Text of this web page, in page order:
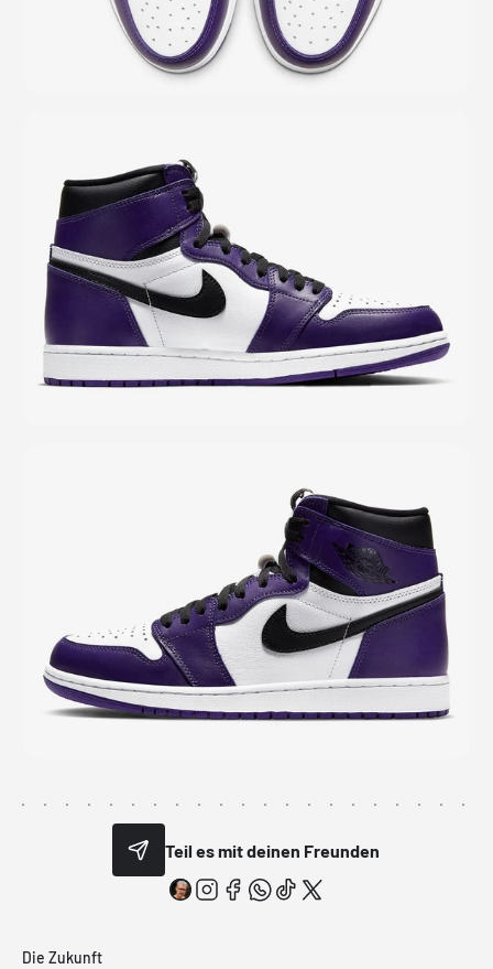
Teil es mit deinen Freunden
Die Zukunft